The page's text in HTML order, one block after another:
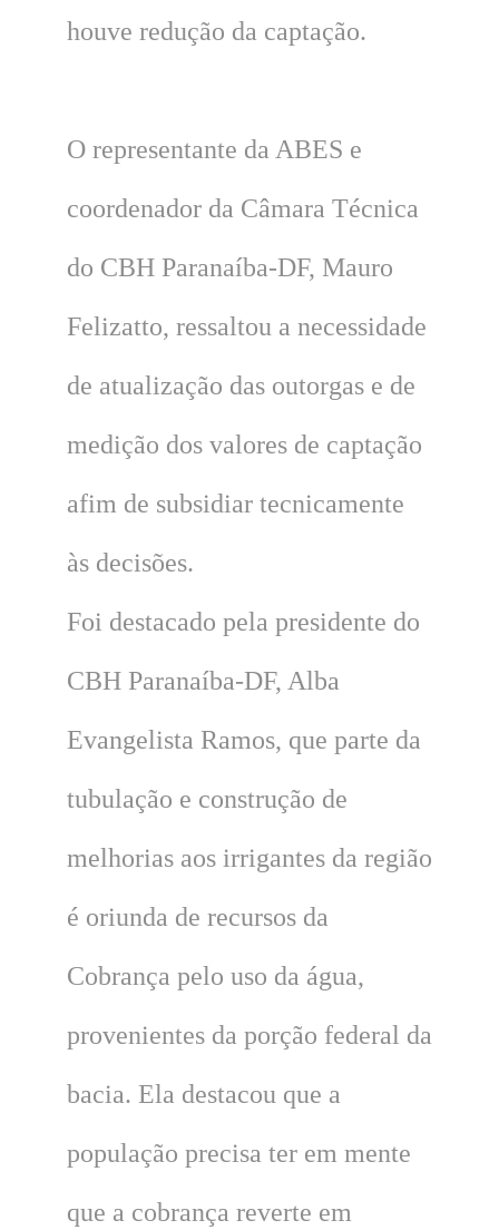
houve redução da captação.
O representante da ABES e
coordenador da Câmara Técnica
do CBH Paranaíba-DF, Mauro
Felizatto, ressaltou a necessidade
de atualização das outorgas e de
medição dos valores de captação
afim de subsidiar tecnicamente
às decisões.
Foi destacado pela presidente do
CBH Paranaíba-DF, Alba
Evangelista Ramos, que parte da
tubulação e construção de
melhorias aos irrigantes da região
é oriunda de recursos da
Cobrança pelo uso da água,
provenientes da porção federal da
bacia. Ela destacou que a
população precisa ter em mente
que a cobrança reverte em